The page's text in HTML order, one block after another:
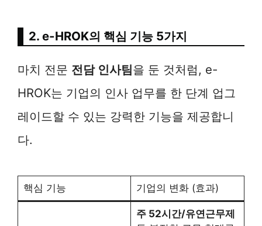
2. e-HROK의 핵심 기능 5가지
마치 전문 전담 인사팀을 둔 것처럼, e-
HROK는 기업의 인사 업무를 한 단계 업그
레이드할 수 있는 강력한 기능을 제공합니
다.
핵심 기능 기업의 변화 (효과)
주 52시간/유연근무제